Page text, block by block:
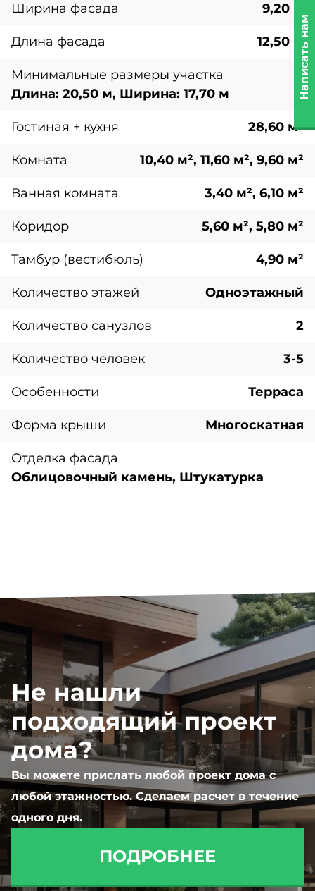
Ширина фасада 9,20 м
Длина фасада 12,50 м
Минимальные размеры участка
Длина: 20,50 м, Ширина: 17,70 м
Гостиная + кухня 28,60 м²
Комната 10,40 м², 11,60 м², 9,60 м²
Ванная комната 3,40 м², 6,10 м²
Коридор 5,60 м², 5,80 м²
Тамбур (вестибюль) 4,90 м²
Количество этажей Одноэтажный
Количество санузлов 2
Количество человек 3-5
Особенности Терраса
Форма крыши Многоскатная
Отделка фасада
Облицовочный камень, Штукатурка
Не нашли
подходящий проект
дома?
Вы можете прислать любой проект дома с
любой этажностью. Сделаем расчет в течение
одного дня.
ПОДРОБНЕЕ
Написать нам